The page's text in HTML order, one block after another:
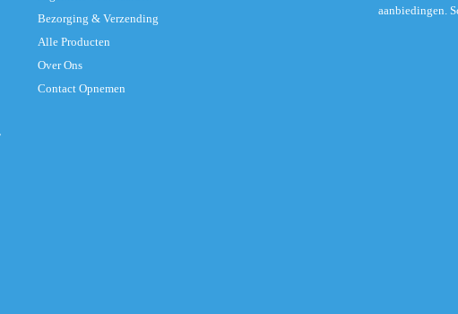
Bezorging & Verzending
Alle Producten
Over Ons
Contact Opnemen
aanbiedingen.